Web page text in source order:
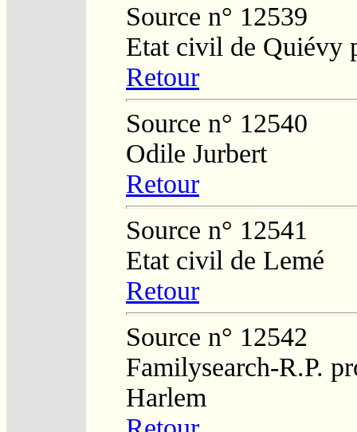
Source n° 12539
Etat civil de Quiévy
Retour
Source n° 12540
Odile Jurbert
Retour
Source n° 12541
Etat civil de Lemé
Retour
Source n° 12542
Familysearch-R.P.
Harlem